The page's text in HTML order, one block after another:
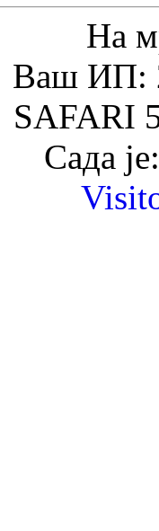
На
Ваш ИП:
SAFARI
Сада